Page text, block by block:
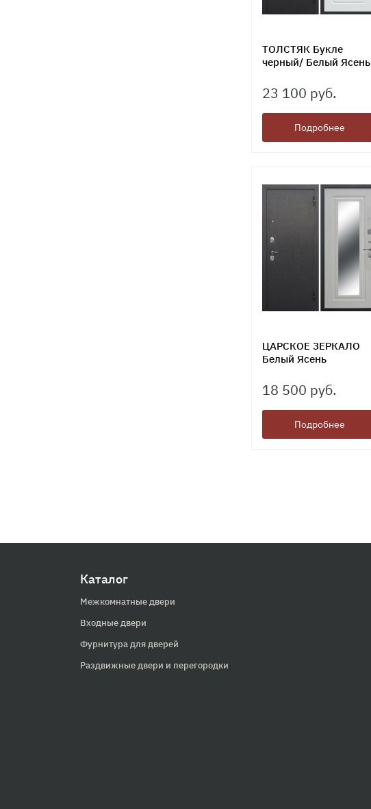
ТОЛСТЯК Букле
черный/ Белый Ясень
23 100 руб.
Подробнее
ЦАРСКОЕ ЗЕРКАЛО
Белый Ясень
18 500 руб.
Подробнее
Каталог
Межкомнатные двери
Входные двери
Фурнитура для дверей
Раздвижные двери и перегородки